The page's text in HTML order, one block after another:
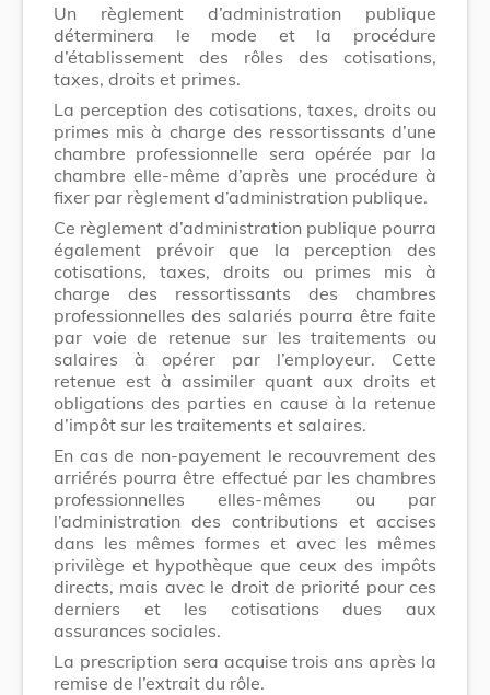
Un règlement d’administration publique
déterminera le mode et la procédure
d’établissement des rôles des cotisations,
taxes, droits et primes.
La perception des cotisations, taxes, droits ou
primes mis à charge des ressortissants d’une
chambre professionnelle sera opérée par la
chambre elle-même d’après une procédure à
fixer par règlement d’administration publique.
Ce règlement d’administration publique pourra
également prévoir que la perception des
cotisations, taxes, droits ou primes mis à
charge des ressortissants des chambres
professionnelles des salariés pourra être faite
par voie de retenue sur les traitements ou
salaires à opérer par l’employeur. Cette
retenue est à assimiler quant aux droits et
obligations des parties en cause à la retenue
d’impôt sur les traitements et salaires.
En cas de non-payement le recouvrement des
arriérés pourra être effectué par les chambres
professionnelles elles-mêmes ou par
l’administration des contributions et accises
dans les mêmes formes et avec les mêmes
privilège et hypothèque que ceux des impôts
directs, mais avec le droit de priorité pour ces
derniers et les cotisations dues aux
assurances sociales.
La prescription sera acquise trois ans après la
remise de l’extrait du rôle.